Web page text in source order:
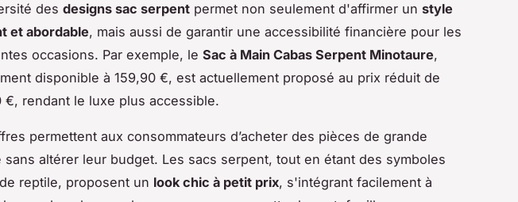
des designs sac serpent permet non seulement d'affirmer un style
et abordable, mais aussi de garantir une accessibilité financière pour les
occasions. Par exemple, le Sac à Main Cabas Serpent Minotaure,
disponible à 159,90 €, est actuellement proposé au prix réduit de
€, rendant le luxe plus accessible.
permettent aux consommateurs d’acheter des pièces de grande
sans altérer leur budget. Les sacs serpent, tout en étant des symboles
reptile, proposent un look chic à petit prix, s'intégrant facilement à